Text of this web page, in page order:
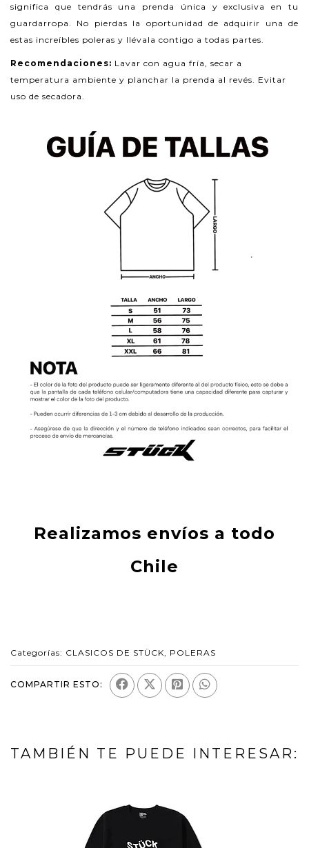
significa que tendrás una prenda única y exclusiva en tu
guardarropa. No pierdas la oportunidad de adquirir una de
estas increíbles poleras y llévala contigo a todas partes.
Recomendaciones: Lavar con agua fría, secar a
temperatura ambiente y planchar la prenda al revés. Evitar
uso de secadora.
Realizamos envíos a todo
Chile
Categorías: CLASICOS DE STÜCK, POLERAS
COMPARTIR ESTO:
TAMBIÉN TE PUEDE INTERESAR: